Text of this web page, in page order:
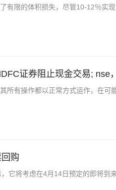
有限的体积损失，尽管10-12％实
证券阻止现金交易; nse
所有操作都以正常方式运作，在可
购
它将考虑在4月14日预定的即将到